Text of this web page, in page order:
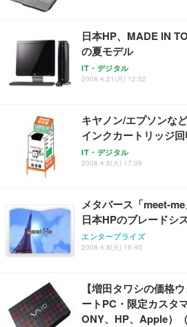
日本HP、MADE IN
の夏モデル
IT・デジタル
2008.4.21(月) 12:52
キヤノン/エプソンな
インクカートリッジ
IT・デジタル
2008.4.8(火) 17:09
メタバース「meet-
日本HPのブレードシ
エンタープライズ
2008.4.8(火) 16:40
【増田タワシの価格
ートPC・限定カスタ
ONY、HP、Apple）